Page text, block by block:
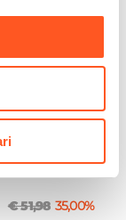
cm bianco
- Bjorn
€ 51,98 35,00%